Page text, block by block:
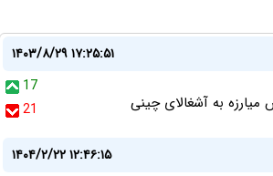
۱۴۰۳/۸/۲۹ ۱۷:۲۵:۵۱
17
21
به آشغالای چینی
۱۴۰۴/۲/۲۲ ۱۲:۴۶:۱۵